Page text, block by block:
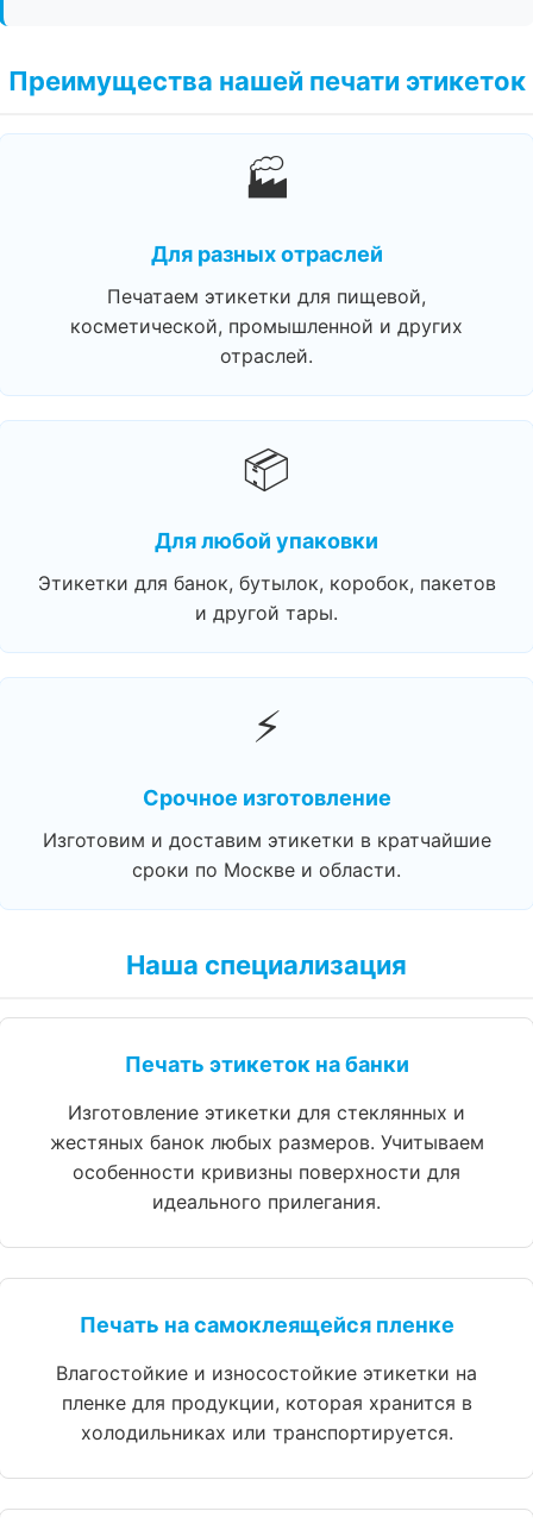
Преимущества нашей печати этикеток
🏭
Для разных отраслей
Печатаем этикетки для пищевой,
косметической, промышленной и других
отраслей.
📦
Для любой упаковки
Этикетки для банок, бутылок, коробок, пакетов
и другой тары.
⚡
Срочное изготовление
Изготовим и доставим этикетки в кратчайшие
сроки по Москве и области.
Наша специализация
Печать этикеток на банки
Изготовление этикетки для стеклянных и
жестяных банок любых размеров. Учитываем
особенности кривизны поверхности для
идеального прилегания.
Печать на самоклеящейся пленке
Влагостойкие и износостойкие этикетки на
пленке для продукции, которая хранится в
холодильниках или транспортируется.